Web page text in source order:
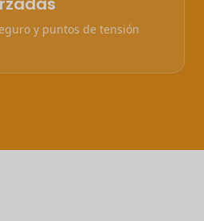
y puntos de tensión